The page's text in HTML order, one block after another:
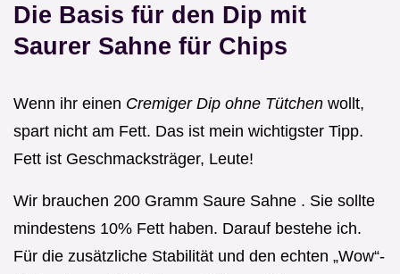
Die Basis für den Dip mit
Saurer Sahne für Chips
Wenn ihr einen Cremiger Dip ohne Tütchen wollt,
spart nicht am Fett. Das ist mein wichtigster Tipp.
Fett ist Geschmacksträger, Leute!
Wir brauchen 200 Gramm Saure Sahne . Sie sollte
mindestens 10% Fett haben. Darauf bestehe ich.
Für die zusätzliche Stabilität und den echten „Wow“-